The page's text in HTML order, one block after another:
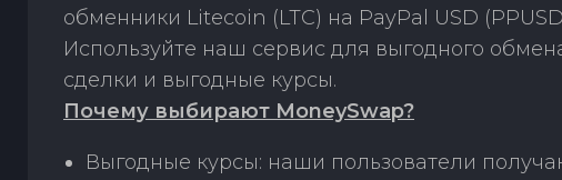
обменники Litecoin (LTC) на PayPal USD
Используйте наш сервис для выгодного
сделки и выгодные курсы.
Почему выбирают MoneySwap?
Выгодные курсы: наши пользователи